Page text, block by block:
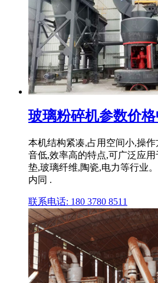
玻璃粉碎机参数价
本机结构紧凑,占用空间小,操
音低,效率高的特点,可广泛应
垫,玻璃纤维,陶瓷,电力等行业
内同 .
联系电话: 180 3780 8511